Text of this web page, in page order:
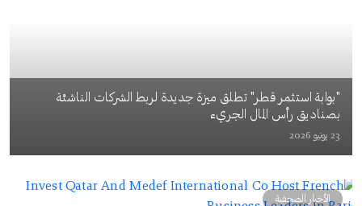
"بوابة استثمر قطر" تطلق ميزة جديدة لربط الشركات الناشئة
بصناديق رأس المال الجريء
23 يونيو 2026
الأخبار الصحفية